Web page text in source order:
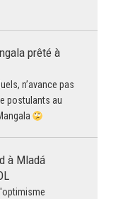
prêté à
n’avance pas
postulants au
à Mladá